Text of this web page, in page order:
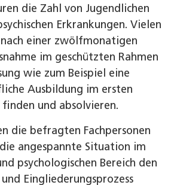
die Zahl von Jugendlichen
Erkrankungen. Vielen
einer zwölfmonatigen
im geschützten Rahmen
wie zum Beispiel eine
Ausbildung im ersten
und absolvieren.
die befragten Fachpersonen
angespannte Situation im
psychologischen Bereich den
Eingliederungsprozess